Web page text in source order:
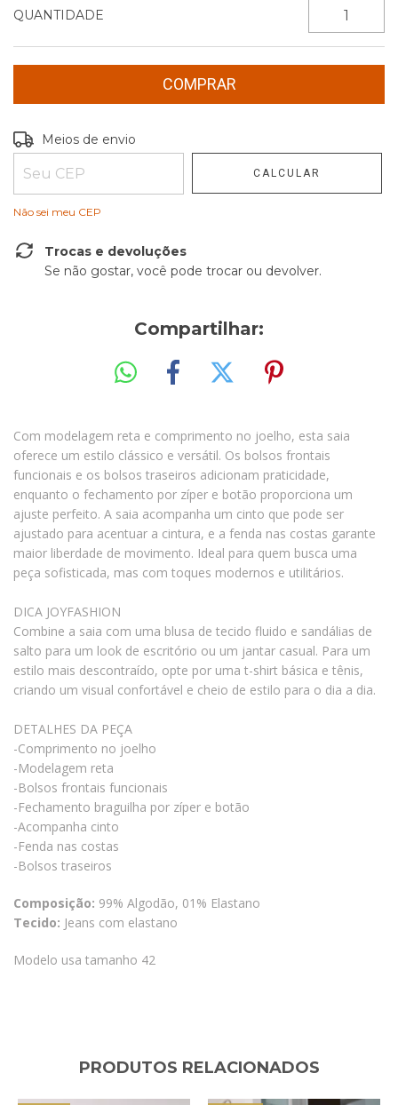
QUANTIDADE
Entregas para o CEP:
Meios de envio
CALCULAR
Não sei meu CEP
Trocas e devoluções
Se não gostar, você pode trocar ou devolver.
Compartilhar:
Com modelagem reta e comprimento no joelho, esta saia
oferece um estilo clássico e versátil. Os bolsos frontais
funcionais e os bolsos traseiros adicionam praticidade,
enquanto o fechamento por zíper e botão proporciona um
ajuste perfeito. A saia acompanha um cinto que pode ser
ajustado para acentuar a cintura, e a fenda nas costas garante
maior liberdade de movimento. Ideal para quem busca uma
peça sofisticada, mas com toques modernos e utilitários.
DICA JOYFASHION
Combine a saia com uma blusa de tecido fluido e sandálias de
salto para um look de escritório ou um jantar casual. Para um
estilo mais descontraído, opte por uma t-shirt básica e tênis,
criando um visual confortável e cheio de estilo para o dia a dia.
DETALHES DA PEÇA
-Comprimento no joelho
-Modelagem reta
-Bolsos frontais funcionais
-Fechamento braguilha por zíper e botão
-Acompanha cinto
-Fenda nas costas
-Bolsos traseiros
Composição: 99% Algodão, 01% Elastano
Tecido: Jeans com elastano
Modelo usa tamanho 42
PRODUTOS RELACIONADOS